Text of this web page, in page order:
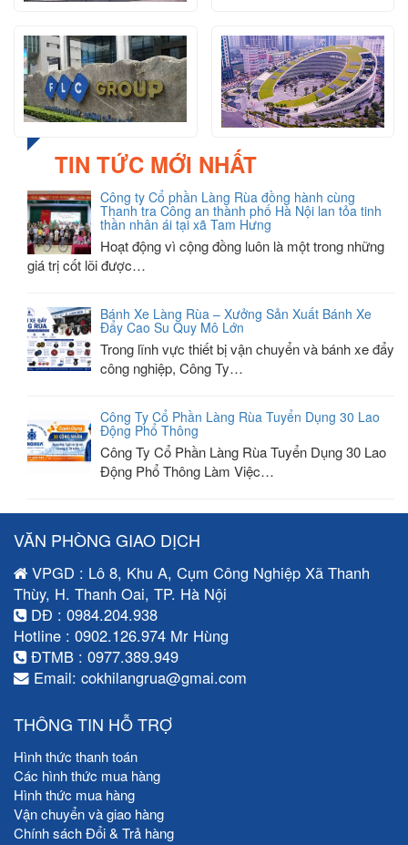
TIN TỨC MỚI NHẤT
Công ty Cổ phần Làng Rùa đồng hành cùng
Thanh tra Công an thành phố Hà Nội lan tỏa tinh
thần nhân ái tại xã Tam Hưng
Hoạt động vì cộng đồng luôn là một trong những
giá trị cốt lõi được…
Bánh Xe Làng Rùa – Xưởng Sản Xuất Bánh Xe
Đẩy Cao Su Quy Mô Lớn
Trong lĩnh vực thiết bị vận chuyển và bánh xe đẩy
công nghiệp, Công Ty…
Công Ty Cổ Phần Làng Rùa Tuyển Dụng 30 Lao
Động Phổ Thông
Công Ty Cổ Phần Làng Rùa Tuyển Dụng 30 Lao
Động Phổ Thông Làm Việc…
VĂN PHÒNG GIAO DỊCH
VPGD : Lô 8, Khu A, Cụm Công Nghiệp Xã Thanh
Thùy, H. Thanh Oai, TP. Hà Nội
DĐ : 0984.204.938
Hotline : 0902.126.974 Mr Hùng
ĐTMB : 0977.389.949
Email: cokhilangrua@gmai.com
THÔNG TIN HỖ TRỢ
Hình thức thanh toán
Các hình thức mua hàng
Hình thức mua hàng
Vận chuyển và giao hàng
Chính sách Đổi & Trả hàng